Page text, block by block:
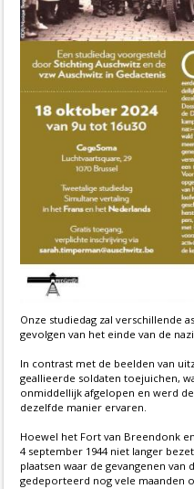
Onze studiedag zal verschillende
gevolgen van het einde van de
In contrast met de beelden van
geallieerde soldaten toejuichen,
onmiddellijk afgelopen en werd
dezelfde manier ervaren.
Hoewel het Fort van Breendonk
4 september 1944 niet langer
plaatsen waar de gevangenen
gedeporteerd nog vele maanden